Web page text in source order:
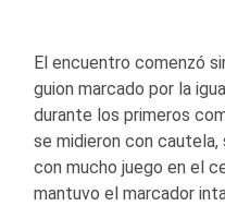
El encuentro comenzó
guion marcado por la
durante los primeros
se midieron con
con mucho juego en el
mantuvo el marcador